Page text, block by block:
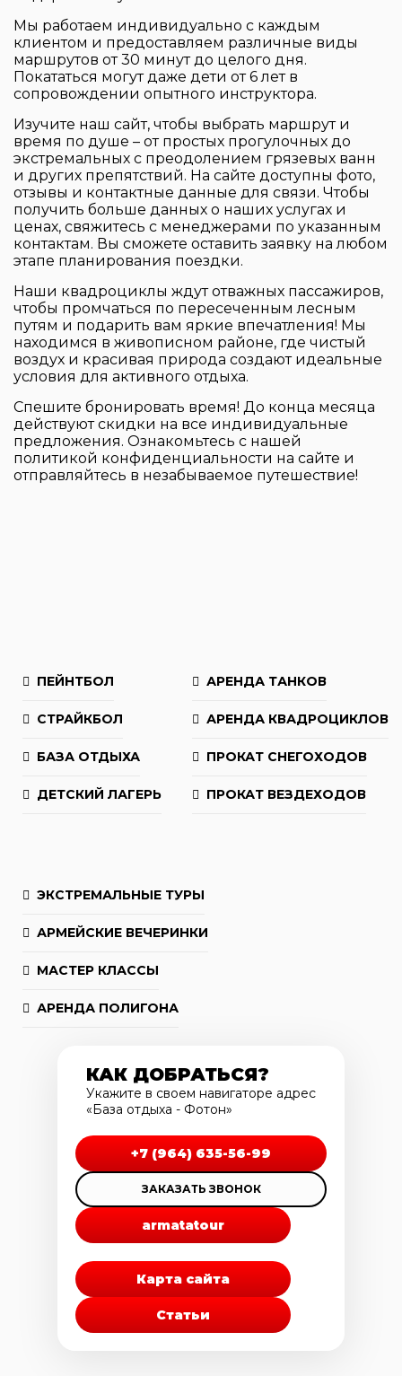
Мы работаем индивидуально с каждым
клиентом и предоставляем различные виды
маршрутов от 30 минут до целого дня.
Покататься могут даже дети от 6 лет в
сопровождении опытного инструктора.
Изучите наш сайт, чтобы выбрать маршрут и
время по душе – от простых прогулочных до
экстремальных с преодолением грязевых ванн
и других препятствий. На сайте доступны фото,
отзывы и контактные данные для связи. Чтобы
получить больше данных о наших услугах и
ценах, свяжитесь с менеджерами по указанным
контактам. Вы сможете оставить заявку на любом
этапе планирования поездки.
Наши квадроциклы ждут отважных пассажиров,
чтобы промчаться по пересеченным лесным
путям и подарить вам яркие впечатления! Мы
находимся в живописном районе, где чистый
воздух и красивая природа создают идеальные
условия для активного отдыха.
Спешите бронировать время! До конца месяца
действуют скидки на все индивидуальные
предложения. Ознакомьтесь с нашей
политикой конфиденциальности на сайте и
отправляйтесь в незабываемое путешествие!
ПЕЙНТБОЛ
СТРАЙКБОЛ
БАЗА ОТДЫХА
ДЕТСКИЙ ЛАГЕРЬ
АРЕНДА ТАНКОВ
АРЕНДА КВАДРОЦИКЛОВ
ПРОКАТ СНЕГОХОДОВ
ПРОКАТ ВЕЗДЕХОДОВ
ЭКСТРЕМАЛЬНЫЕ ТУРЫ
АРМЕЙСКИЕ ВЕЧЕРИНКИ
МАСТЕР КЛАССЫ
АРЕНДА ПОЛИГОНА
КАК ДОБРАТЬСЯ?
Укажите в своем навигаторе адрес
«База отдыха - Фотон»
+7 (964) 635-56-99
ЗАКАЗАТЬ ЗВОНОК
armatatour
Карта сайта
Статьи